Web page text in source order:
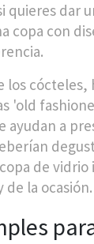
quieres dar
copa con
los cócteles,
'old
ayudan a
de vidrio
la ocasión.